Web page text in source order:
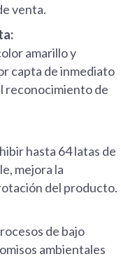
venta.
amarillo y
capta de inmediato
reconocimiento de
hasta 64 latas de
mejora la
del producto.
de bajo
ambientales